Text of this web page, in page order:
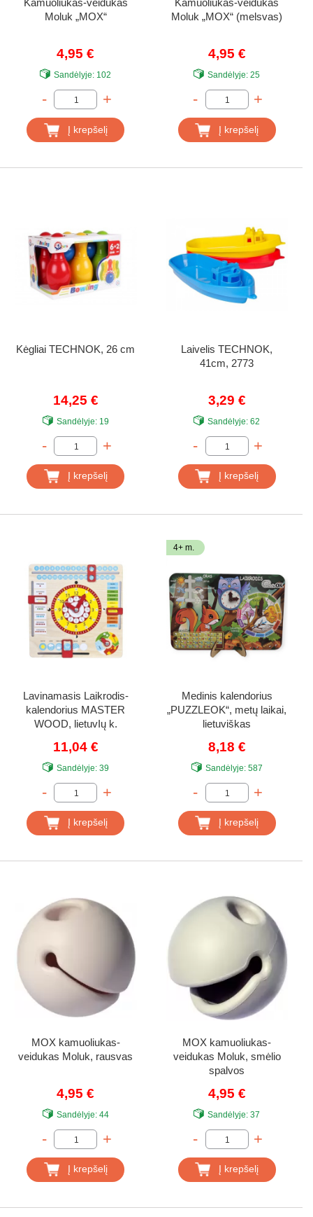
Kamuoliukas-veidukas
Moluk „MOX“
4,95 €
Sandėlyje: 102
- +
Į krepšelį
Kamuoliukas-veidukas
Moluk „MOX“ (melsvas)
4,95 €
Sandėlyje: 25
- +
Į krepšelį
Kėgliai TECHNOK, 26 cm
14,25 €
Sandėlyje:19
- +
Į krepšelį
Laivelis TECHNOK,
41cm, 2773
3,29 €
Sandėlyje: 62
- +
Į krepšelį
Lavinamasis Laikrodis-
kalendorius MASTER
WOOD, lietuvIų k.
11,04 €
Sandėlyje:39
- +
Į krepšelį
4+ m.
Medinis kalendorius
„PUZZLEOK“, metų laikai,
lietuviškas
8,18 €
Sandėlyje:587
- +
Į krepšelį
MOX kamuoliukas-
veidukas Moluk, rausvas
4,95 €
Sandėlyje:44
- +
Į krepšelį
MOX kamuoliukas-
veidukas Moluk, smėlio
spalvos
4,95 €
Sandėlyje: 37
- +
Į krepšelį